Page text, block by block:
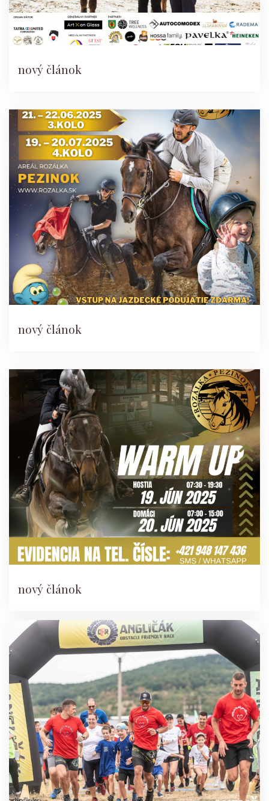
nový článok
nový článok
nový článok